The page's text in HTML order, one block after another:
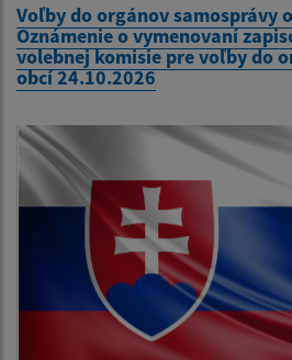
Voľby do orgánov samosprávy
Oznámenie o vymenovaní
volebnej komisie pre voľby do
obcí 24.10.2026